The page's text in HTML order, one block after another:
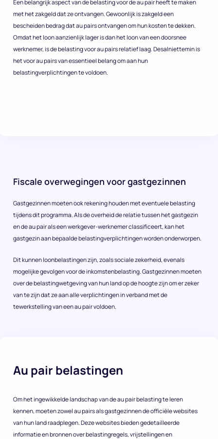
Een belangrijk aspect van de belasting voor de au pair heeft te maken
met het zakgeld dat ze ontvangen. Gewoonlijk is zakgeld een
bescheiden bedrag dat au pairs ontvangen om hun kosten te dekken.
Omdat het loon aanzienlijk lager is dan het loon van een doorsnee
werknemer, is de belasting voor au pairs relatief laag. Desalniettemin is
het voor au pairs van essentieel belang om aan hun
belastingverplichtingen te voldoen.
Fiscale overwegingen voor gastgezinnen
Gastgezinnen moeten ook rekening houden met eventuele belasting
tijdens dit programma. Als de overheid de relatie tussen het gastgezin
en de au pair als een werkgever-werknemer classificeert, kan het
gastgezin aan bepaalde belastingverplichtingen worden onderworpen.
Dit kunnen loonbelastingen zijn, zoals sociale zekerheid, evenals
mogelijke gevolgen voor de inkomstenbelasting. Gastgezinnen moeten
over de belastingwetgeving van hun land op de hoogte zijn om er zeker
van te zijn dat ze aan alle verplichtingen in verband met de
tewerkstelling van een au pair voldoen.
Au pair belastingen
Om het ingewikkelde landschap van de au pair belasting te leren
kennen, moeten zowel au pairs als gastgezinnen de officiële websites
van hun land raadplegen. Deze websites bieden gedetailleerde
informatie en bronnen over belastingregels, vrijstellingen en